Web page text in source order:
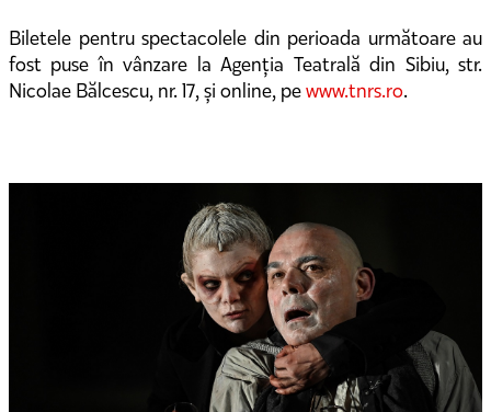
Biletele pentru spectacolele din perioada următoare au
fost puse în vânzare la Agenția Teatrală din Sibiu, str.
Nicolae Bălcescu, nr. 17, și online, pewww.tnrs.ro.